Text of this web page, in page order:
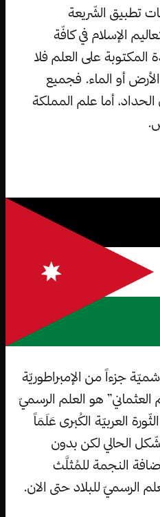
تطبيق الشّريعة
الإسلام في كافّة
المكتوبة على العلم فلا
أو الماء. فجميع
أما علم المملكة
جزءاً من الإمبراطوريّة
العثماني” هو العلم الرسميّ
العربيّة الكُبرى عَلَمَاً
الحالي لكن بدون
عام 1928 تمَّ إضافة النجمة للمُثلَّث
الرسميّ للبلاد حتى الان.